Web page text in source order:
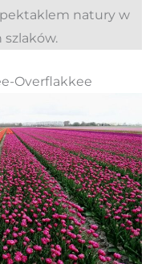
natury w
szlaków.
Overflakkee